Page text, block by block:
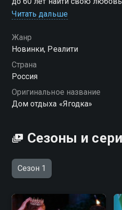
отдыха «Ягодка», где им
их дети и тайно
романтические приключения
Читать дальше
Жанр
Новинки, Реалити
Страна
Россия
Оригинальное название
Дом отдыха «Ягодка»
Сезоны и
Сезон 1